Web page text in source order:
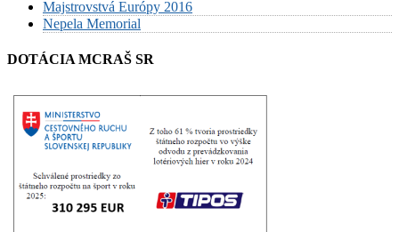
Majstrovstvá Európy 2016
Nepela Memorial
DOTÁCIA MCRAŠ SR